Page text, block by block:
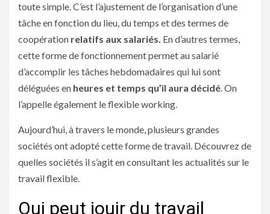
toute simple. C’est l’ajustement de l’organisation d’une
tâche en fonction du lieu, du temps et des termes de
coopération relatifs aux salariés. En d’autres termes,
cette forme de fonctionnement permet au salarié
d’accomplir les tâches hebdomadaires qui lui sont
déléguées en heures et temps qu’il aura décidé. On
l’appelle également le flexible working.
Aujourd’hui, à travers le monde, plusieurs grandes
sociétés ont adopté cette forme de travail. Découvrez de
quelles sociétés il s’agit en consultant les actualités sur le
travail flexible.
Qui peut jouir du travail